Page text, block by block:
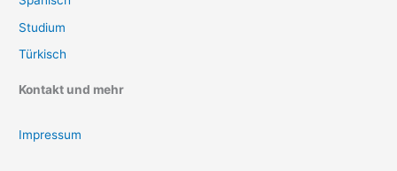
Studium
Türkisch
Kontakt und mehr
Impressum